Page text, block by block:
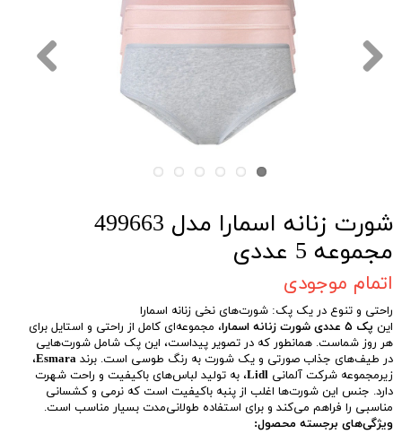
شورت زنانه اسمارا مدل 499663
مجموعه 5 عددی
اتمام موجودی
راحتی و تنوع در یک پک: شورت‌های نخی زنانه اسمارا
این پک ۵ عددی شورت زنانه اسمارا
، مجموعه‌ای کامل از راحتی و استایل برای
هر روز شماست. همانطور که در تصویر پیداست، این پک شامل شورت‌هایی
در طیف‌های جذاب صورتی و یک شورت به رنگ طوسی است. برندEsmara،
زیرمجموعه شرکت آلمانیLidl، به تولید لباس‌های باکیفیت و راحت شهرت
دارد. جنس این شورت‌ها اغلب از پنبه باکیفیت است که نرمی و کشسانی
مناسبی را فراهم می‌کند و برای استفاده طولانی‌مدت بسیار مناسب است.
ویژگی‌های برجسته محصول: